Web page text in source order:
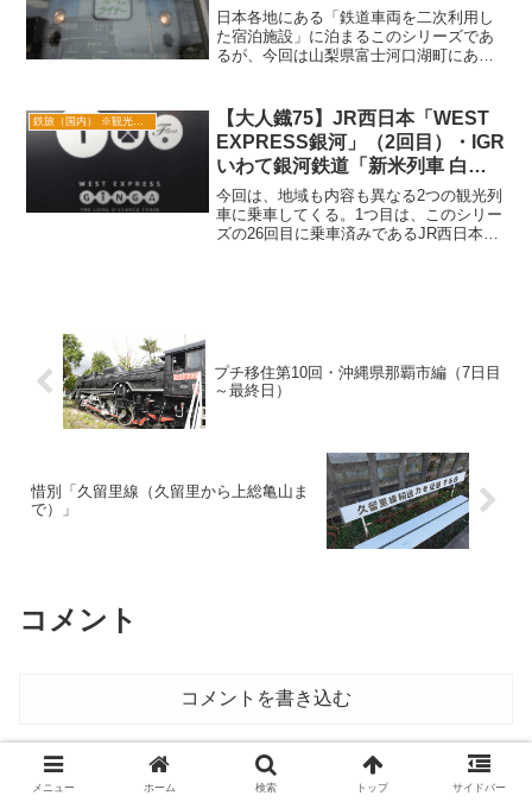
日本各地にある「鉄道車両を二次利用し
た宿泊施設」に泊まるこのシリーズであ
るが、今回は山梨県富士河口湖町にある
年9月の旅行記）
鉄旅（国内） ※観光列車も
【大人鐡75】JR西日本「WEST
EXPRESS銀河」（2回目）・IGR
いわて銀河鉄道「新米列車 白銀
のひかり号」編
今回は、地域も内容も異なる2つの観光列
車に乗車してくる。1つ目は、このシリー
ズの26回目に乗車済みであるJR西日本の
プチ移住第10回・沖縄県那覇市編（7日目
～最終日）
惜別「久留里線（久留里から上総亀山ま
で）」
コメント
コメントを書き込む
ホーム 鉄旅（国内） ※観光列車も
メニュー ホーム 検索 トップ サイドバー